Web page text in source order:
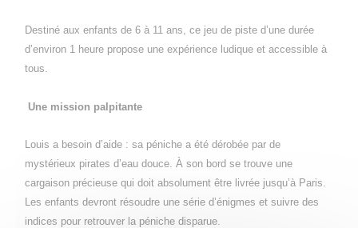
Destiné aux enfants de 6 à 11 ans, ce jeu de piste d’une durée
d’environ 1 heure propose une expérience ludique et accessible à
tous.
Une mission palpitante
Louis a besoin d’aide : sa péniche a été dérobée par de
mystérieux pirates d’eau douce. À son bord se trouve une
cargaison précieuse qui doit absolument être livrée jusqu’à Paris.
Les enfants devront résoudre une série d’énigmes et suivre des
indices pour retrouver la péniche disparue.